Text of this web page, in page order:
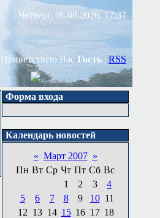
Четверг, 06.08.2026, 17:37
Приветствую ВасГость|RSS
Форма входа
Календарь новостей
« Март 2007 »
Пн Вт Ср Чт Пт Сб Вс
1
2 3
4
5
6 7 8 9 10 11
12 13 14 15 16 17 18